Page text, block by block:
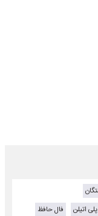
اتیلن
فال حافظ